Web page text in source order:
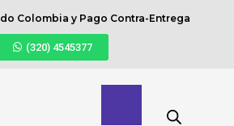
Colombia y Pago Contra-Entrega
(320) 4545377